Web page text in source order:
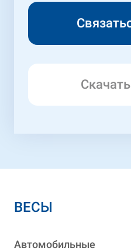
ВЕСЫ
Автомобильные